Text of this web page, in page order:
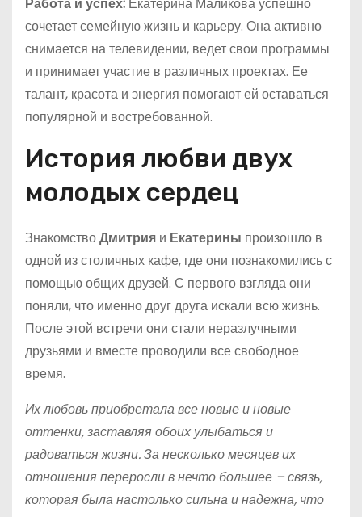
сочетает семейную жизнь и карьеру. Она активно
снимается на телевидении, ведет свои программы
и принимает участие в различных проектах. Ее
талант, красота и энергия помогают ей оставаться
популярной и востребованной.
История любви двух
молодых сердец
ЗнакомствоДмитрия и Екатерины произошло в
одной из столичных кафе, где они познакомились с
помощью общих друзей. С первого взгляда они
поняли, что именно друг друга искали всю жизнь.
После этой встречи они стали неразлучными
друзьями и вместе проводили все свободное
время.
Их любовь приобретала все новые и новые
оттенки, заставляя обоих улыбаться и
радоваться жизни. За несколько месяцев их
отношения переросли в нечто большее – связь,
которая была настолько сильна и надежна, что